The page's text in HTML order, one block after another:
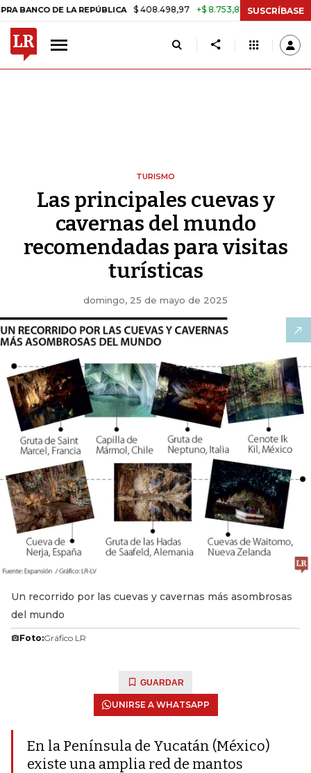
LA REPÚBLICA $ 408.498,97 +$ 8.753,81 +2,19% TASA DE
SUSCRÍBASE
TURISMO
Las principales cuevas y
cavernas del mundo
recomendadas para visitas
turísticas
domingo, 25 de mayo de 2025
Un recorrido por las cuevas y cavernas más asombrosas
del mundo
Foto:Gráfico LR
GUARDAR
UNIRSE A WHATSAPP
En la Península de Yucatán (México)
existe una amplia red de mantos